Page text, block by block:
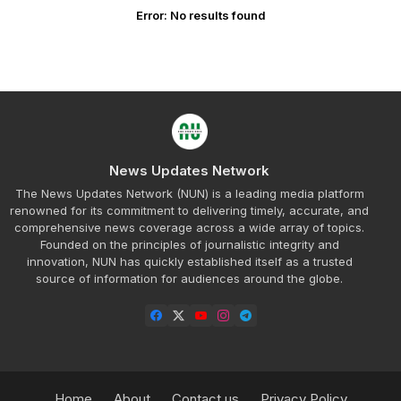
Error: No results found
News Updates Network
The News Updates Network (NUN) is a leading media platform
renowned for its commitment to delivering timely, accurate, and
comprehensive news coverage across a wide array of topics.
Founded on the principles of journalistic integrity and
innovation, NUN has quickly established itself as a trusted
source of information for audiences around the globe.